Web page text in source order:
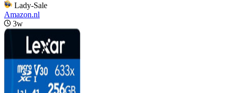
Lady-Sale
Amazon.nl
3w